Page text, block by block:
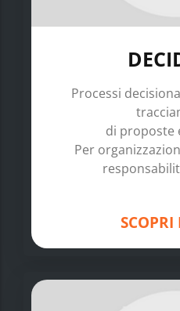
Processi
di proposte
Per
SCOPRI